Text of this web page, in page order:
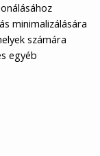
minimalizálására
számára
egyéb